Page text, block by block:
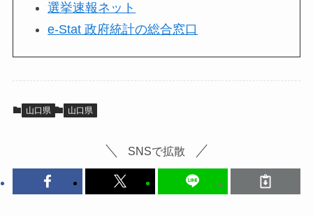
選挙速報ネット
e-Stat 政府統計の総合窓口
山口県 山口県
SNSで拡散